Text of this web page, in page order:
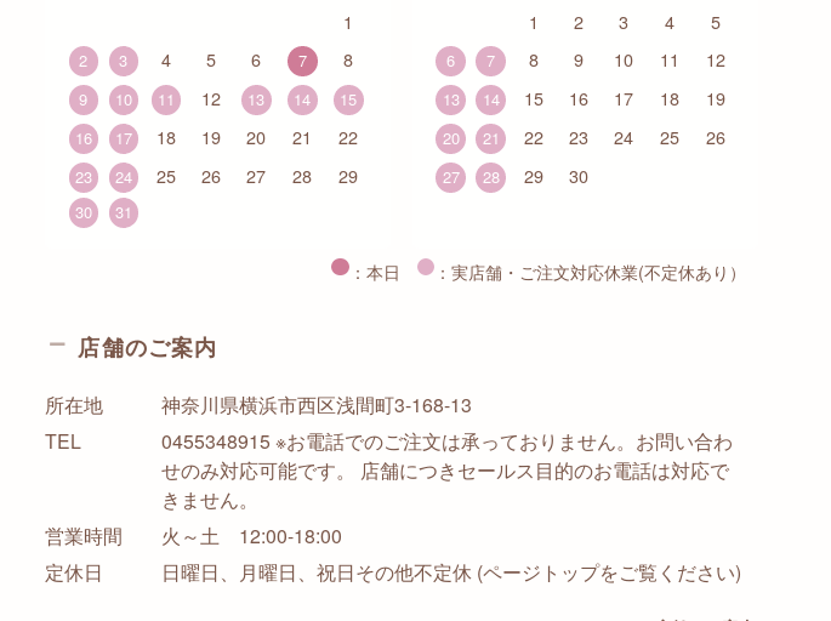
1
2 3 4 5 6 7 8
9 10 11 12 13 14
15
16
17 18 19 20 21 22
23 24 25 26 27 28 29
30 31
1
2 3 4 5
6 7 8 9 10 11 12
13 14 15 16 17 18 19
20 21 22 23 24 25 26
27 28 29 30
：本日 ：実店舗・ご注文対応休業(不定休あり）
店舗のご案内
所在地
神奈川県横浜市西区浅間町3-168-13
TEL
0455348915 ※お電話でのご注文は承っておりません。お問い合わ
せのみ対応可能です。 店舗につきセールス目的のお電話は対応で
きません。
営業時間
火～土 12:00-18:00
定休日
日曜日、月曜日、祝日その他不定休 (ページトップをご覧ください)